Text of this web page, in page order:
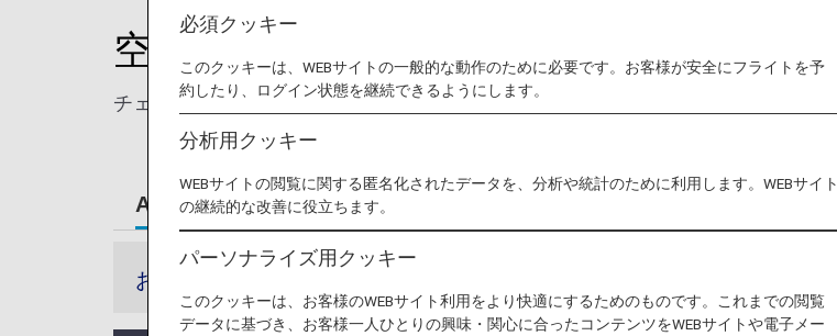
空港でのお手続きの流れ
チェックインから搭乗口までの各種ご搭乗手続きについてご案内いたします。
ANA国際線就航空港から出発するお客様
お知らせ
必須クッキー
このクッキーは、WEBサイトの一般的な動作のために必要です。お客様が安全にフライトを予
約したり、ログイン状態を継続できるようにします。
分析用クッキー
WEBサイトの閲覧に関する匿名化されたデータを、分析や統計のために利用します。WEBサイト
の継続的な改善に役立ちます。
パーソナライズ用クッキー
このクッキーは、お客様のWEBサイト利用をより快適にするためのものです。これまでの閲覧
データに基づき、お客様一人ひとりの興味・関心に合ったコンテンツをWEBサイトや電子メー